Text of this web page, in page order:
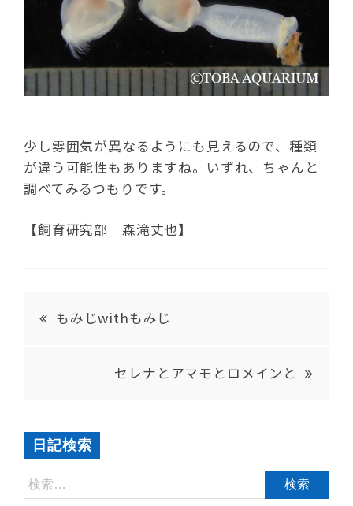
少し雰囲気が異なるようにも見えるので、種類
が違う可能性もありますね。いずれ、ちゃんと
調べてみるつもりです。
【飼育研究部 森滝丈也】
もみじwithもみじ
セレナとアマモとロメインと
日記検索